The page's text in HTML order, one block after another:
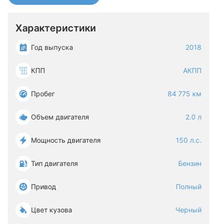
Характеристики
Год выпуска 2018
КПП АКПП
Пробег 84 775 км
Объем двигателя 2.0 л
Мощность двигателя 150 л.с.
Тип двигателя Бензин
Привод Полный
Цвет кузова Черный